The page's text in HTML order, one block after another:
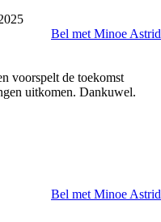
Bel met Minoe Astrid
voorspelt de toekomst
uitkomen. Dankuwel.
Bel met Minoe Astrid